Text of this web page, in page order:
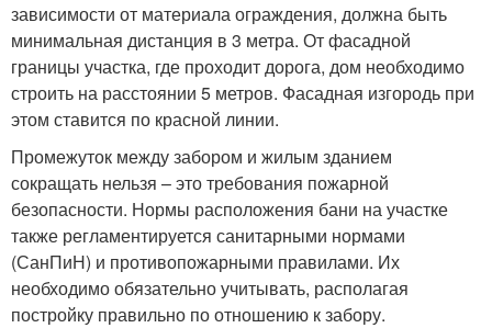
зависимости от материала ограждения, должна быть
минимальная дистанция в 3 метра. От фасадной
границы участка, где проходит дорога, дом необходимо
строить на расстоянии 5 метров. Фасадная изгородь при
этом ставится по красной линии.
Промежуток между забором и жилым зданием
сокращать нельзя – это требования пожарной
безопасности. Нормы расположения бани на участке
также регламентируется санитарными нормами
(СанПиН) и противопожарными правилами. Их
необходимо обязательно учитывать, располагая
постройку правильно по отношению к забору.